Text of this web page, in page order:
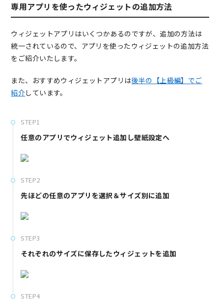
専用アプリを使ったウィジェットの追加方法
ウィジェットアプリはいくつかあるのですが、追加の方法は
統一されているので、アプリを使ったウィジェットの追加方法
をご紹介いたします。
また、おすすめウィジェットアプリは後半の【上級編】でご
紹介しています。
STEP1
任意のアプリでウィジェット追加し壁紙設定へ
STEP2
先ほどの任意のアプリを選択＆サイズ別に追加
STEP3
それぞれのサイズに保存したウィジェットを追加
STEP4